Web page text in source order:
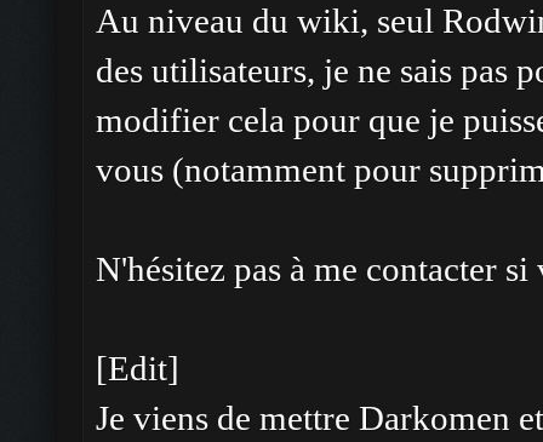
Au niveau du wiki, seul
des utilisateurs, je ne sais pas
modifier cela pour que je
vous (notamment pour
N'hésitez pas à me contacter
[Edit]
Je viens de mettre Darkomen